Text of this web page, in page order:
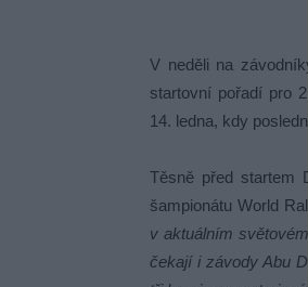
V neděli na
startovní pořadí pro
14. ledna, kdy
Těsně před startem
šampionátu World
v aktuálním
čekají i závody Abu